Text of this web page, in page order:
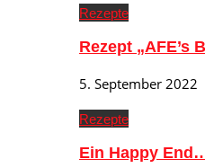
Rezepte
Rezept „AFE’s
5. September 2022
Rezepte
Ein Happy